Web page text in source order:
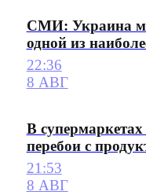
СМИ: Украина
одной из
22:36
8 АВГ
В
перебои с
21:53
8 АВГ